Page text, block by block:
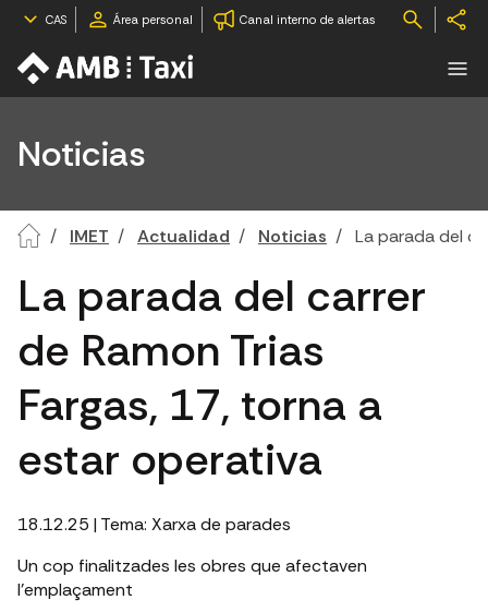
CAS Área personal Canal interno de alertas
Noticias
IMET Actualidad Noticias La parada del
La parada del carrer
de Ramon Trias
Fargas, 17, torna a
estar operativa
18.12.25 | Tema: Xarxa de parades
Un cop finalitzades les obres que afectaven
l'emplaçament